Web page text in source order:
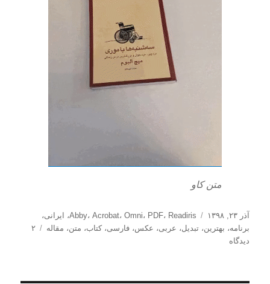
متن کاو
ارسال
شده
در
آذر ۲۳, ۱۳۹۸ برچسب‌ها Abby، Acrobat، Omni، PDF، Readiris ، ایرانی،
برنامه، بهترین،تبدیل، عربی، عکس،فارسی،کتاب، متن، مقاله
۲
دیدگاه